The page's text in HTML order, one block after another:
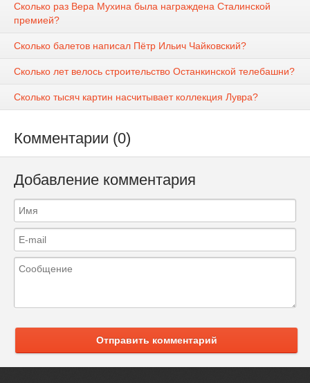
Сколько раз Вера Мухина была награждена Сталинской
премией?
Сколько балетов написал Пётр Ильич Чайковский?
Сколько лет велось строительство Останкинской телебашни?
Сколько тысяч картин насчитывает коллекция Лувра?
Комментарии (0)
Добавление комментария
Отправить комментарий